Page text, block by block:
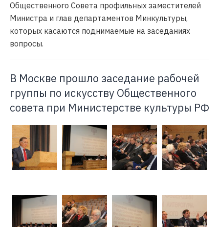
Общественного Совета профильных заместителей
Министра и глав департаментов Минкультуры,
которых касаются поднимаемые на заседаниях
вопросы.
В Москве прошло заседание рабочей
группы по искусству Общественного
совета при Министерстве культуры РФ